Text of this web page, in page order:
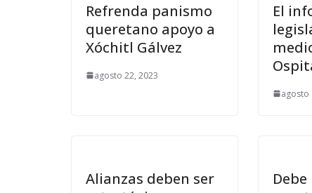
Refrenda panismo
queretano apoyo a
Xóchitl Gálvez
agosto 22, 2023
El
agosto
Alianzas deben ser
Debe